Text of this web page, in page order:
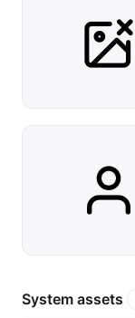
System assets